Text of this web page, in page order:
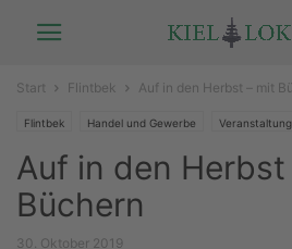
Start Flintbek Auf in den Herbst – mit
Flintbek Handel und Gewerbe
Auf in den Herbst
Büchern
30. Oktober 2019